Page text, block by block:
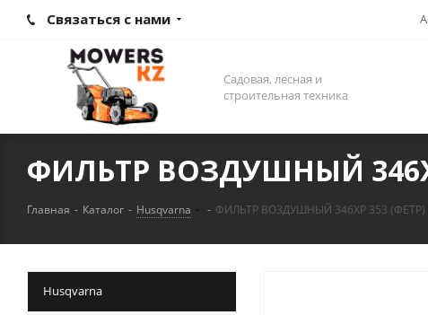
Связаться с нами
Садовая, лесная и
строительная техника
ФИЛЬТР ВОЗДУШНЫЙ
Главная - Каталог - Husqvarna - ФИЛЬТР ВОЗДУШНЫЙ 346XP 353 (ФЕТР)
Husqvarna